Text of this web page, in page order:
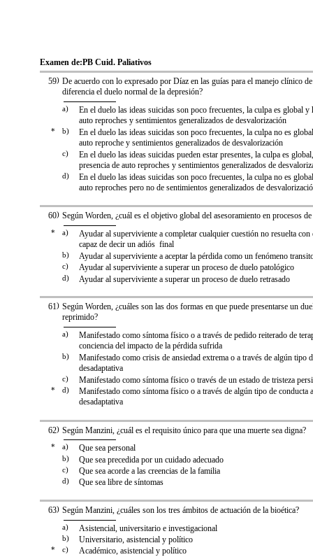
Examen de:PB Cuid. Paliativos
)
59 De acuerdo con lo expresado por Díaz en las guías para el manejo clínico
diferencia el duelo normal de la depresión?
a)
En el duelo las ideas suicidas son poco frecuentes, la culpa es global y
auto reproches y sentimientos generalizados de desvalorización
* b)
En el duelo las ideas suicidas son poco frecuentes, la culpa no es
auto reproche y sentimientos generalizados de desvalorización
c)
En el duelo las ideas suicidas pueden estar presentes, la culpa es
presencia de auto reproches y sentimientos generalizados de
d)
En el duelo las ideas suicidas son poco frecuentes, la culpa no es
auto reproches pero no de sentimientos generalizados de
)
60 Según Worden, ¿cuál es el objetivo global del asesoramiento en procesos
* a)
Ayudar al superviviente a completar cualquier cuestión no resuelta
capaz de decir un adiós final
b) Ayudar al superviviente a aceptar la pérdida como un fenómeno
c) Ayudar al superviviente a superar un proceso de duelo patológico
d) Ayudar al superviviente a superar un proceso de duelo retrasado
)
61 Según Worden, ¿cuáles son las dos formas en que puede presentarse un
reprimido?
a)
Manifestado como síntoma físico o a través de pedido reiterado de
conciencia del impacto de la pérdida sufrida
b)
Manifestado como crisis de ansiedad extrema o a través de algún tipo
desadaptativa
c) Manifestado como síntoma físico o través de un estado de tristeza
* d)
Manifestado como síntoma físico o a través de algún tipo de conducta
desadaptativa
)
62 Según Manzini, ¿cuál es el requisito único para que una muerte sea digna?
* a) Que sea personal
b) Que sea precedida por un cuidado adecuado
c) Que sea acorde a las creencias de la familia
d) Que sea libre de síntomas
)
63 Según Manzini, ¿cuáles son los tres ámbitos de actuación de la bioética?
a) Asistencial, universitario e investigacional
b) Universitario, asistencial y político
* c) Académico, asistencial y político